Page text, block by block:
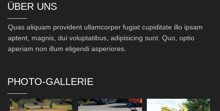
ÜBER UNS
Quas aliquam provident ullamcorper fugiat cupiditate illo ipsam
aptent, magnis, dui voluptatibus, adipisicing sunt. Quo, optio
aperiam non illum eligendi asperiores.
PHOTO-GALLERIE